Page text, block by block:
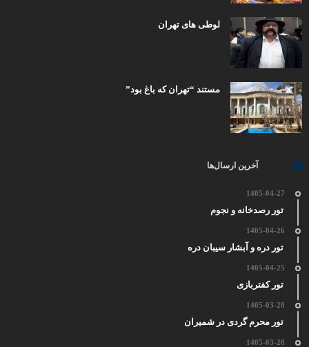
لوطی های تهران
مستند “تهران که باغ بود”
آخرین ارسال‌ها
1405-04-27
تور رصدخانه و نجوم
1405-04-26
تور دره و آبشار سیبان دره
1405-04-25
تور کفتربازی
1405-03-28
تور محرم گردی در شمیران
1405-03-28